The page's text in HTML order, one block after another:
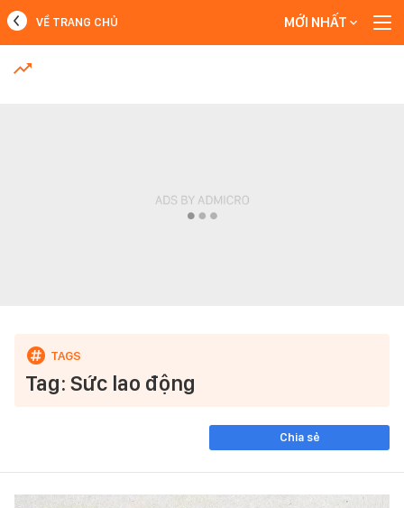
MỚI NHẤT
VỀ TRANG CHỦ MỚI NHẤT
Tag: Sức lao động
Chia sẻ